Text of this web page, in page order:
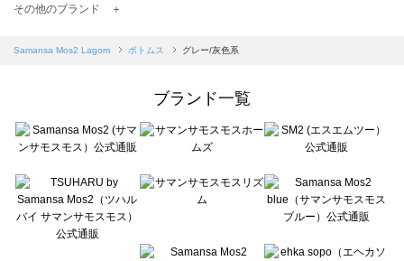
TSUHARU by Samansa Mos2（ツハルバイサマンサモスモス）のボトムス一覧
Samansa Mos2 blue（サマンサモスモス ブルー）のボトムス一覧
sō4ū（ソウフォーユー）のボトムス一覧
Te chichi（テチチ）のボトムス一覧
Te chichi CLASSIC（テチチ クラシック）のボトムス一覧
Lugnoncure（ルノンキュール）のボトムス一覧
BETTY'S BLUE（べティーズブルー）のボトムス一覧
Wpc.（ワールドパーティー）のボトムス一覧
その他のブランド ＋
Samansa Mos2 Lagom ボトムス グレー/灰色系
ブランド一覧